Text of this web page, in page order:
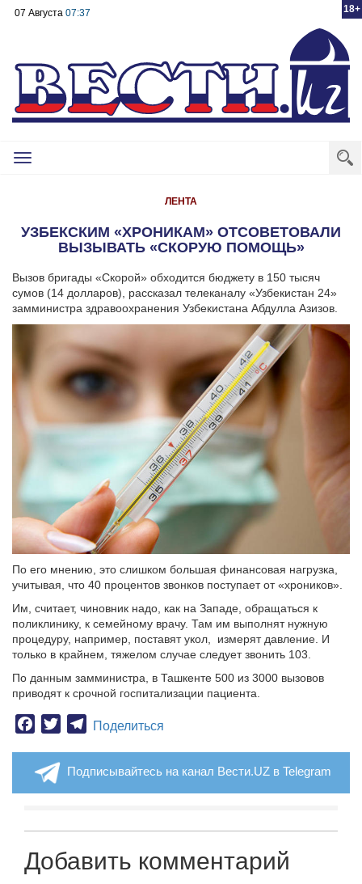
18+
07 Августа 07:37
Toggle
ЛЕНТА
УЗБЕКСКИМ «ХРОНИКАМ» ОТСОВЕТОВАЛИ
ВЫЗЫВАТЬ «СКОРУЮ ПОМОЩЬ»
Вызов бригады «Скорой» обходится бюджету в 150 тысяч
сумов (14 долларов), рассказал телеканалу «Узбекистан 24»
замминистра здравоохранения Узбекистана Абдулла Азизов.
По его мнению, это слишком большая финансовая нагрузка,
учитывая, что 40 процентов звонков поступает от «хроников».
Им, считает, чиновник надо, как на Западе, обращаться к
поликлинику, к семейному врачу. Там им выполнят нужную
процедуру, например, поставят укол, измерят давление. И
только в крайнем, тяжелом случае следует звонить 103.
По данным замминистра, в Ташкенте 500 из 3000 вызовов
приводят к срочной госпитализации пациента.
Facebook
TwitterTelegram
Поделиться
Подписывайтесь на канал Вести.UZ в Telegram
Добавить комментарий